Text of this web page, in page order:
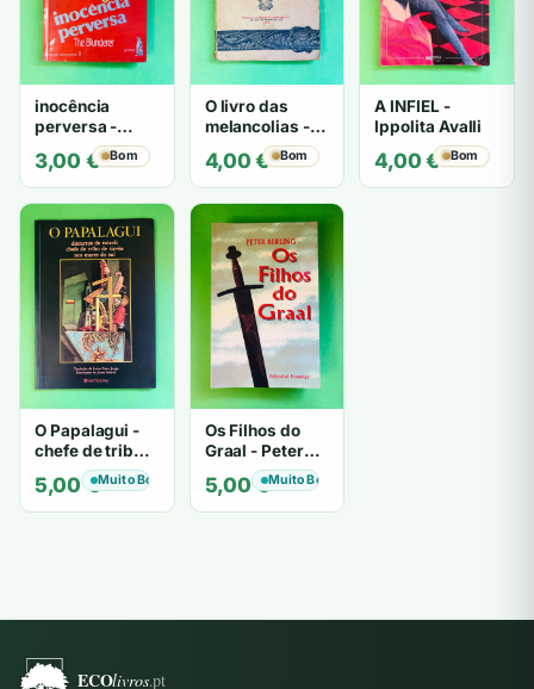
inocência
perversa -
PATRICIA
HIGHSMITH
3,00 € Bom
O livro das
melancolias -
Mantegazza
4,00€ Bom
A INFIEL -
Ippolita Avalli
4,00€ Bom
O Papalagui -
chefe de tribo
de tiavéa
5,00€Muito Bom
Os Filhos do
Graal - Peter
Berling
5,00€Muito Bom